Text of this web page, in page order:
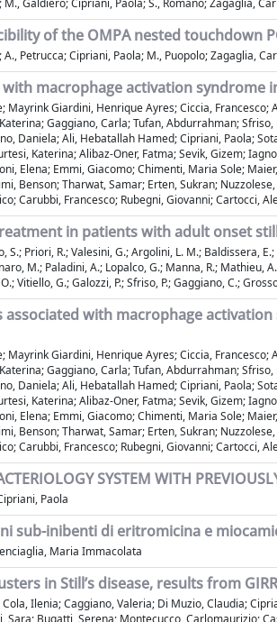
Galdiero; Cipriani, Paola; S., Romano; Zagaglia,
of the OMPA nested touchdown
Petrucca; Cipriani, Paola; M., Puopolo; Zagaglia,
macrophage activation syndrome
Mayrink Giardini, Henrique Ayres; Ciccia,
Gaggiano, Carla; Tufan, Abdurrahman;
Daniela; Ali, Hebatallah Hamed; Cipriani, Paola;
Katerina; Alibaz-Oner, Fatma; Sevik, Gizem;
Elena; Emmi, Giacomo; Chimenti, Maria Sole;
Benson; Tharwat, Samar; Erten, Sukran;
Carubbi, Francesco; Rubegni, Giovanni; Cartocci,
in patients with adult onset
S.; Priori, R.; Valesini, G.; Argolini, L. M.;
M.; Paladini, A.; Lopalco, G.; Manna, R.;
Vitiello, G.; Galozzi, P.; Sfriso, P.; Gaggiano, C.;
with macrophage
Mayrink Giardini, Henrique Ayres; Ciccia,
Gaggiano, Carla; Tufan, Abdurrahman;
Daniela; Ali, Hebatallah Hamed; Cipriani, Paola;
Katerina; Alibaz-Oner, Fatma; Sevik, Gizem;
Elena; Emmi, Giacomo; Chimenti, Maria Sole;
Benson; Tharwat, Samar; Erten, Sukran;
Carubbi, Francesco; Rubegni, Giovanni; Cartocci,
SYSTEM WITH
Paola
sub-inibenti di eritromicina e
Maria Immacolata
in Still’s disease, results from
Ilenia; Caggiano, Valeria; Di Muzio, Claudia;
Sara; Bugatti, Serena; Montecucco, Carlomaurizio;